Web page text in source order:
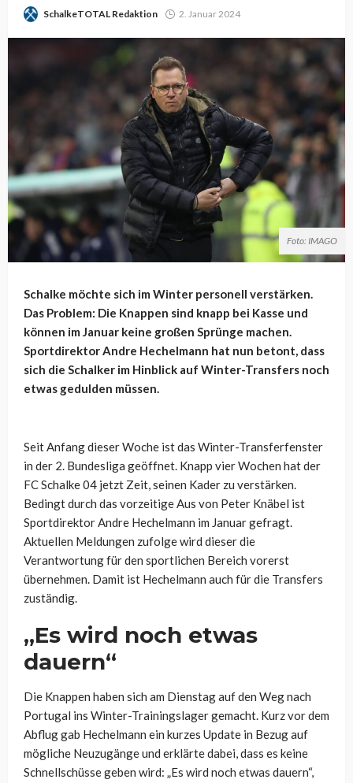
SchalkeTOTAL Redaktion 2. Januar 2024
Foto: IMAGO
Schalke möchte sich im Winter personell verstärken.
Das Problem: Die Knappen sind knapp bei Kasse und
können im Januar keine großen Sprünge machen.
Sportdirektor Andre Hechelmann hat nun betont, dass
sich die Schalker im Hinblick auf Winter-Transfers noch
etwas gedulden müssen.
Seit Anfang dieser Woche ist das Winter-Transferfenster
in der 2. Bundesliga geöffnet. Knapp vier Wochen hat der
FC Schalke 04 jetzt Zeit, seinen Kader zu verstärken.
Bedingt durch das vorzeitige Aus von Peter Knäbel ist
Sportdirektor Andre Hechelmann im Januar gefragt.
Aktuellen Meldungen zufolge wird dieser die
Verantwortung für den sportlichen Bereich vorerst
übernehmen. Damit ist Hechelmann auch für die Transfers
zuständig.
„Es wird noch etwas
dauern“
Die Knappen haben sich am Dienstag auf den Weg nach
Portugal ins Winter-Trainingslager gemacht. Kurz vor dem
Abflug gab Hechelmann ein kurzes Update in Bezug auf
mögliche Neuzugänge und erklärte dabei, dass es keine
Schnellschüsse geben wird: „Es wird noch etwas dauern“,